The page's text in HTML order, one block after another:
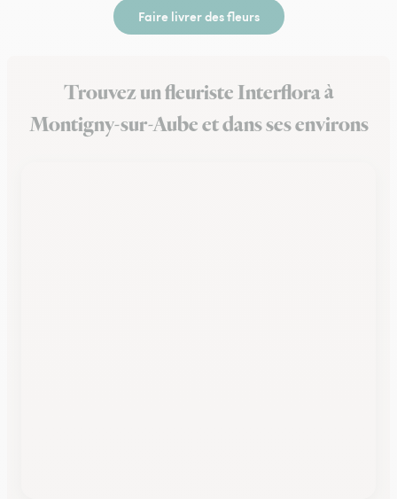
Faire livrer des fleurs
Trouvez un fleuriste Interflora à
Montigny-sur-Aube et dans ses environs